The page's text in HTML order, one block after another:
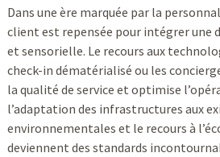
Dans une ère marquée par la
client est repensée pour intégrer une
et sensorielle. Le recours aux
check-in dématérialisé ou les
la qualité de service et optimise
l’adaptation des infrastructures aux
environnementales et le recours à
deviennent des standards